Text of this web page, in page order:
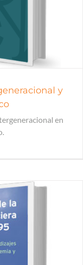
y
en